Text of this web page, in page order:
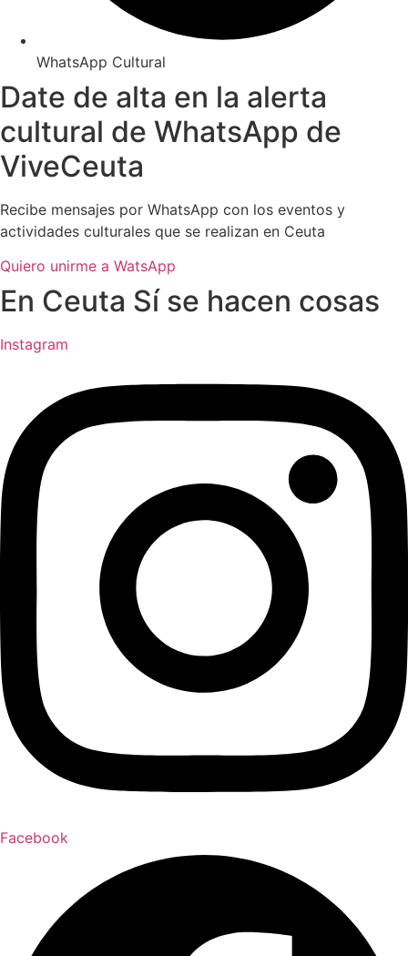
WhatsApp Cultural
Date de alta en la alerta
cultural de WhatsApp de
ViveCeuta
Recibe mensajes por WhatsApp con los eventos y
actividades culturales que se realizan en Ceuta
Quiero unirme a WatsApp
En Ceuta Sí se hacen cosas
Instagram
Facebook